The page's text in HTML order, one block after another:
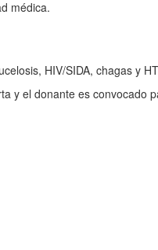
médica.
HIV/SIDA, chagas y
y el donante es convocado